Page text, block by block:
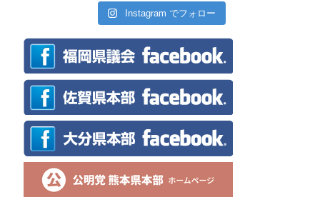
Instagram でフォロー